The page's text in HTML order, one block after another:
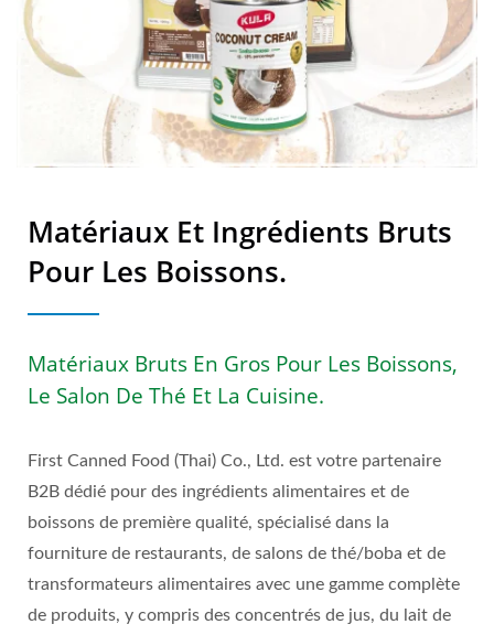
Matériaux Et Ingrédients Bruts
Pour Les Boissons.
Matériaux Bruts En Gros Pour Les Boissons,
Le Salon De Thé Et La Cuisine.
First Canned Food (Thai) Co., Ltd. est votre partenaire
B2B dédié pour des ingrédients alimentaires et de
boissons de première qualité, spécialisé dans la
fourniture de restaurants, de salons de thé/boba et de
transformateurs alimentaires avec une gamme complète
de produits, y compris des concentrés de jus, du lait de